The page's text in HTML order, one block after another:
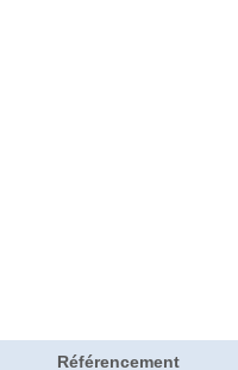
Référencement